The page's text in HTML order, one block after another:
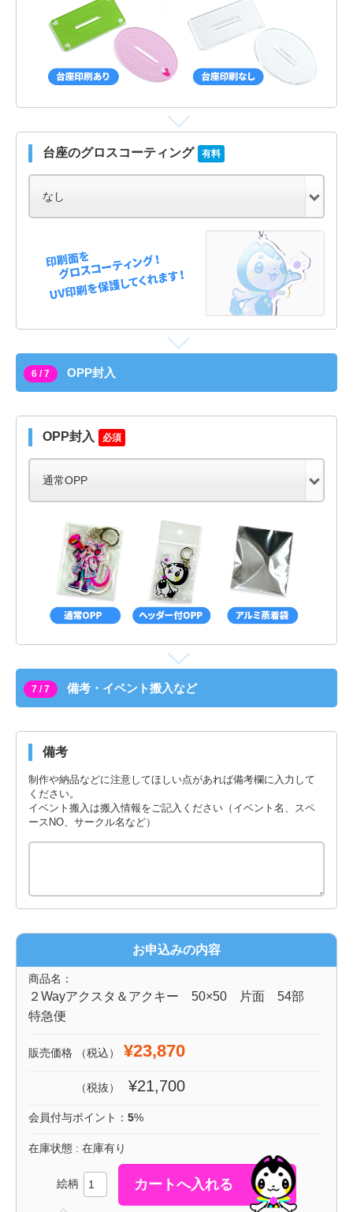
台座のグロスコーティング 有料
6 / 7 OPP封入
OPP封入 必須
7 / 7 備考・イベント搬入など
備考
制作や納品などに注意してほしい点があれば備考欄に入力して
ください。
イベント搬入は搬入情報をご記入ください（イベント名、スペ
ースNO、サークル名など）
お申込みの内容
商品名：
２Wayアクスタ＆アクキー 50×50 片面 54部
特急便
販売価格 （税込） ¥23,870
（税抜） ¥21,700
会員付与ポイント： 5%
在庫状態 : 在庫有り
絵柄